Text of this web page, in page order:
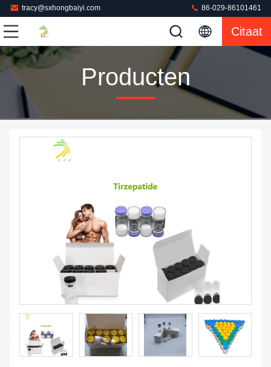
tracy@sxhongbaiyi.com 86-029-86101461
Citaat
Producten